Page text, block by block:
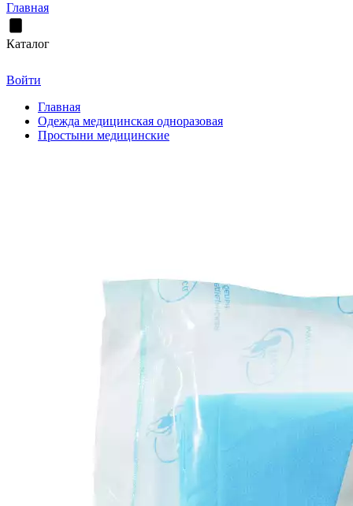
Главная
Каталог
Войти
Главная
Одежда медицинская одноразовая
Простыни медицинские